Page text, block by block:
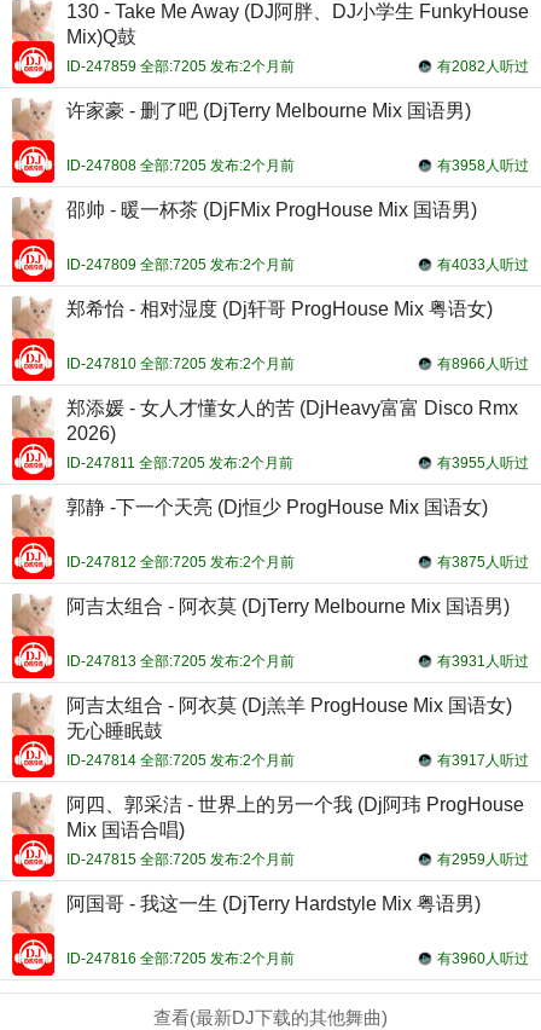
130 - Take Me Away (DJ阿胖、DJ小学生 FunkyHouse
Mix)Q鼓
有2082人听过
ID-247859 全部:7205 发布:2个月前
许家豪 - 删了吧 (DjTerry Melbourne Mix 国语男)
有3958人听过
ID-247808 全部:7205 发布:2个月前
邵帅 - 暖一杯茶 (DjFMix ProgHouse Mix 国语男)
有4033人听过
ID-247809 全部:7205 发布:2个月前
郑希怡 - 相对湿度 (Dj轩哥 ProgHouse Mix 粤语女)
有8966人听过
ID-247810 全部:7205 发布:2个月前
郑添媛 - 女人才懂女人的苦 (DjHeavy富富 Disco Rmx
2026)
有3955人听过
ID-247811 全部:7205 发布:2个月前
郭静 -下一个天亮 (Dj恒少 ProgHouse Mix 国语女)
有3875人听过
ID-247812 全部:7205 发布:2个月前
阿吉太组合 - 阿衣莫 (DjTerry Melbourne Mix 国语男)
有3931人听过
ID-247813 全部:7205 发布:2个月前
阿吉太组合 - 阿衣莫 (Dj羔羊 ProgHouse Mix 国语女)
无心睡眠鼓
有3917人听过
ID-247814 全部:7205 发布:2个月前
阿四、郭采洁 - 世界上的另一个我 (Dj阿玮 ProgHouse
Mix 国语合唱)
有2959人听过
ID-247815 全部:7205 发布:2个月前
阿国哥 - 我这一生 (DjTerry Hardstyle Mix 粤语男)
有3960人听过
ID-247816 全部:7205 发布:2个月前
查看(最新DJ下载的其他舞曲)